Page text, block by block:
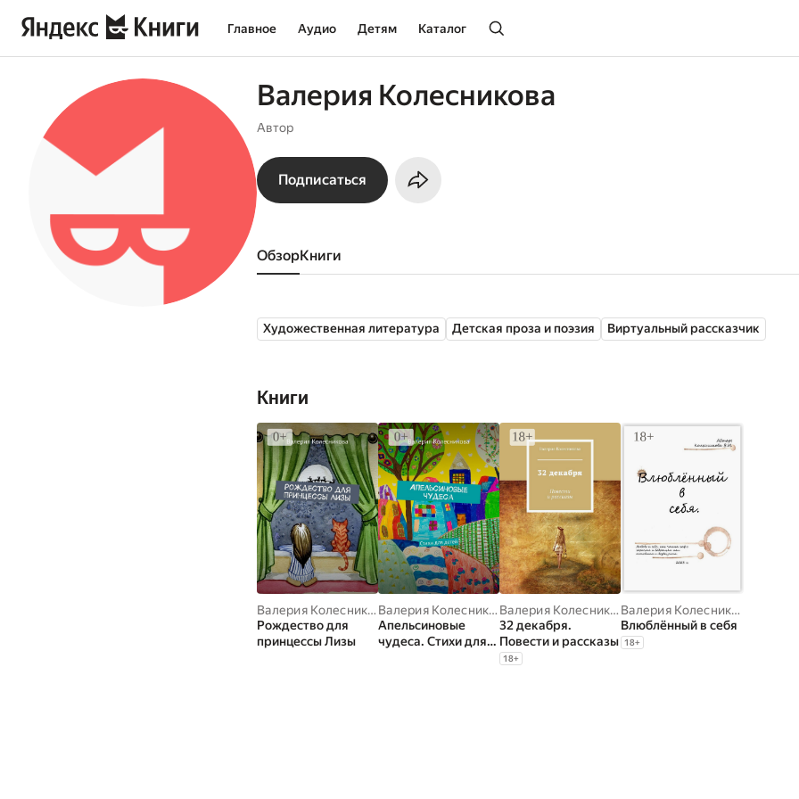
Главное Аудио Детям Каталог
Валерия Колесникова
Автор
Подписаться
Обзор книги
Художественная литература Детская проза и поэзия Виртуальный рассказчик
Книги
Валерия Колесникова
Рождество для
принцессы Лизы
Валерия Колесникова
Апельсиновые
чудеса. Стихи для
Валерия Колесникова
32 декабря.
Повести и рассказы
18+
Валерия Колесникова
Влюблённый в себя
18+